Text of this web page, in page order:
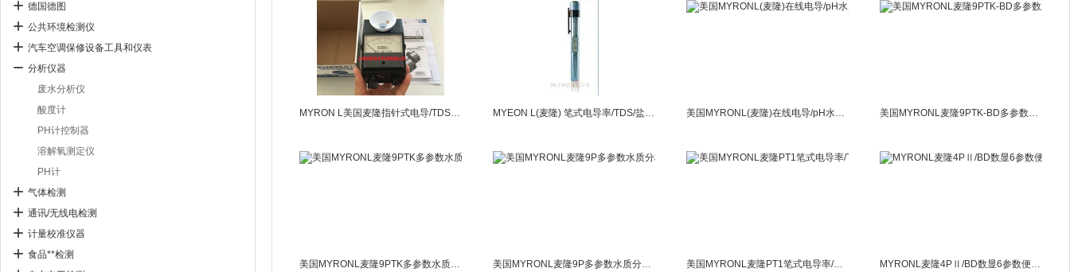
德国德图
公共环境检测仪
汽车空调保修设备工具和仪表
分析仪器
废水分析仪
酸度计
PH计控制器
溶解氧测定仪
PH计
气体检测
通讯/无线电检测
计量校准仪器
食品**检测
MYRON L美国麦隆指针式电导/TDS/pH表 MYEON L(麦隆) 笔式电导率/TDS/盐分计pt1 美国MYRONL(麦隆)在线电导/pH水质测定仪721Ⅱ指针式pH监控器 美国MYRONL麦隆9PTK-BD多参数水质分析仪9PTK-BD
美国MYRONL麦隆9PTK多参数水质分析仪9PTK 美国MYRONL麦隆9P多参数水质分析仪9P 美国MYRONL麦隆PT1笔式电导率/TDS/盐分计PT1 MYRONL麦隆4PⅡ/BD数显6参数便携电导率仪/pH表